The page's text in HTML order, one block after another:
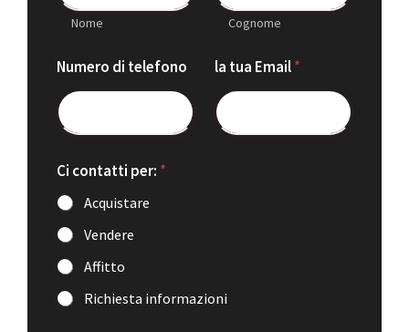
Nome Cognome
Numero di telefono la tua Email*
Ci contatti per: *
Acquistare
Vendere
Affitto
Richiesta informazioni